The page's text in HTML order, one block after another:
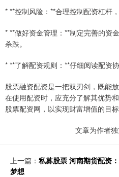
* **控制风险：**合理控制配资杠杆
* **做好资金管理：**制定完善的资
杀跌。
* **了解配资规则：**仔细阅读配资
股票融资配资是一把双刃剑，既能
在使用配资时，应充分了解其优势
股票配资网，以实现财富增值的目标
文章为作者
上一篇： 私募股票 河南期货配资
梦想